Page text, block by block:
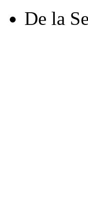
De la